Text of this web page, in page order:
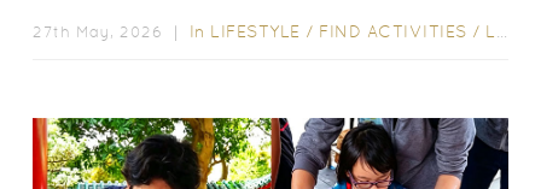
了...
27th May, 2026 ｜ In LIFESTYLE / FIND ACTIVITIES / LIFE